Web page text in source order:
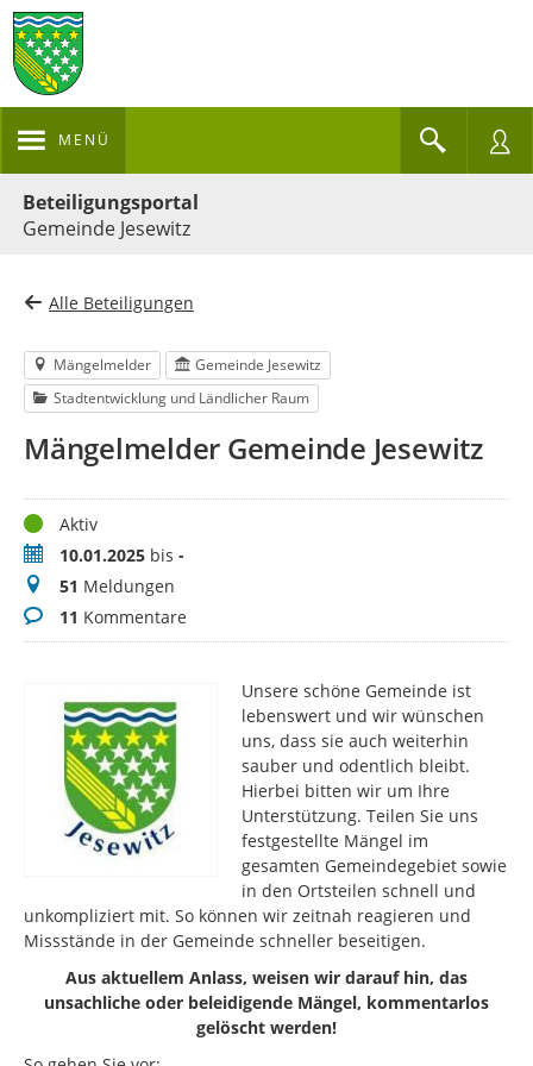
MENÜ
Beteiligungsportal
Gemeinde Jesewitz
Alle Beteiligungen
Mängelmelder
Gemeinde Jesewitz
Stadtentwicklung und Ländlicher Raum
Mängelmelder Gemeinde Jesewitz
StatusAktiv
Zeitraum10.01.2025 bis -
Meldungen
51 Meldungen
Kommentare
11 Kommentare
Unsere schöne Gemeinde ist
lebenswert und wir wünschen
uns, dass sie auch weiterhin
sauber und odentlich bleibt.
Hierbei bitten wir um Ihre
Unterstützung. Teilen Sie uns
festgestellte Mängel im
gesamten Gemeindegebiet sowie
in den Ortsteilen schnell und
unkompliziert mit. So können wir zeitnah reagieren und
Missstände in der Gemeinde schneller beseitigen.
Aus aktuellem Anlass, weisen wir darauf hin, das
unsachliche oder beleidigende Mängel, kommentarlos
gelöscht werden!